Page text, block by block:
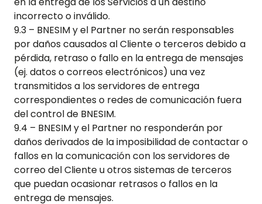
incorrecto o inválido.
9.3 – BNESIM y el Partner no serán responsables
por daños causados al Cliente o terceros debido a
pérdida, retraso o fallo en la entrega de mensajes
(ej. datos o correos electrónicos) una vez
transmitidos a los servidores de entrega
correspondientes o redes de comunicación fuera
del control de BNESIM.
9.4 – BNESIM y el Partner no responderán por
daños derivados de la imposibilidad de contactar o
fallos en la comunicación con los servidores de
correo del Cliente u otros sistemas de terceros
que puedan ocasionar retrasos o fallos en la
entrega de mensajes.